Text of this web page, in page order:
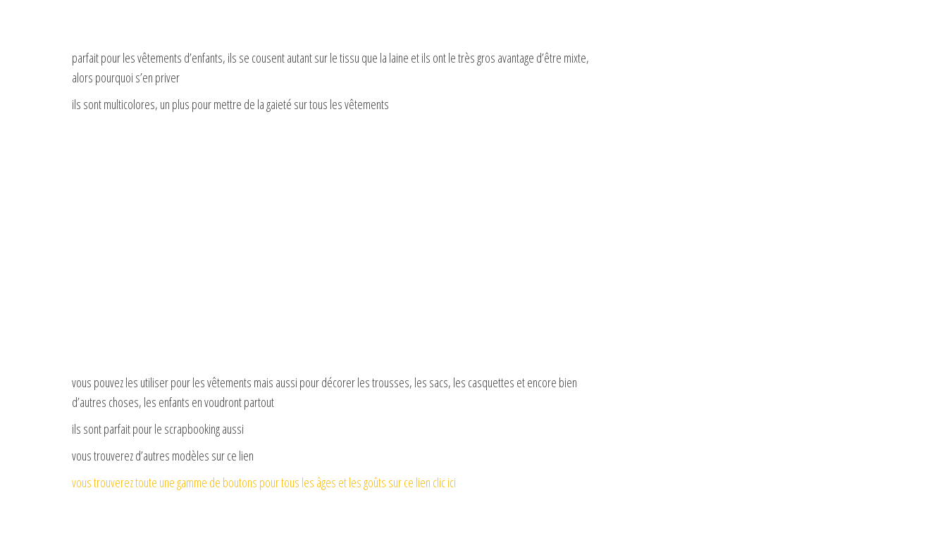
parfait pour les vêtements d’enfants, ils se cousent autant sur le tissu que la laine et ils ont le très gros avantage d’être mixte,
alors pourquoi s’en priver
ils sont multicolores, un plus pour mettre de la gaieté sur tous les vêtements
vous pouvez les utiliser pour les vêtements mais aussi pour décorer les trousses, les sacs, les casquettes et encore bien
d’autres choses, les enfants en voudront partout
ils sont parfait pour le scrapbooking aussi
vous trouverez d’autres modèles sur ce lien
vous trouverez toute une gamme de boutons pour tous les âges et les goûts sur ce lien clic ici